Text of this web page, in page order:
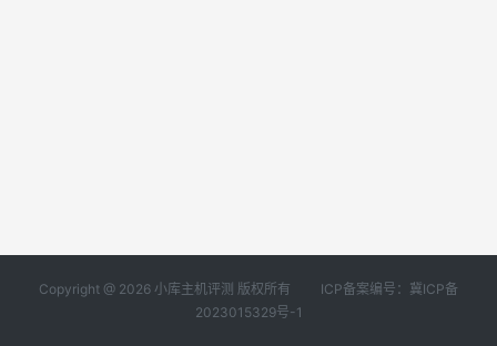
Copyright @ 2026 小库主机评测 版权所有 ICP备案编号：冀ICP备
2023015329号-1